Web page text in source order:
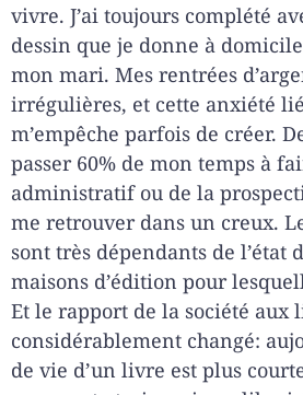
vivre. J’ai toujours complété
dessin que je donne à
mon mari. Mes rentrées
irrégulières, et cette anxiété
m’empêche parfois de créer.
passer 60% de mon temps à
administratif ou de la
me retrouver dans un creux.
sont très dépendants de l’état
maisons d’édition pour
Et le rapport de la société aux
considérablement changé:
de vie d’un livre est plus